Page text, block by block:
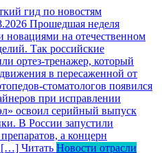
гид по новостям
Прошедшая неделя
новациями на отечественном
Так российские
ортез-тренажер, который
в пересаженной от
стоматологов появился
при исправлении
освоил серийный выпуск
В России запустили
а концерн
[…] Читать Новости отрасли